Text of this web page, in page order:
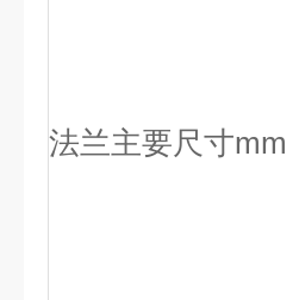
法兰主要尺寸mm